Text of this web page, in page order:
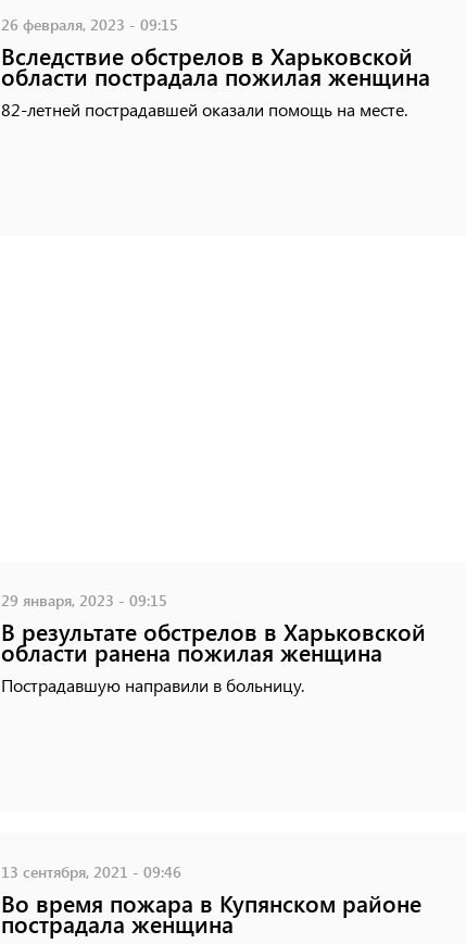
26 февраля, 2023 - 09:15
Вследствие обстрелов в Харьковской
области пострадала пожилая женщина
82-летней пострадавшей оказали помощь на месте.
29 января, 2023 - 09:15
В результате обстрелов в Харьковской
области ранена пожилая женщина
Пострадавшую направили в больницу.
13 сентября, 2021 - 09:46
Во время пожара в Купянском районе
пострадала женщина